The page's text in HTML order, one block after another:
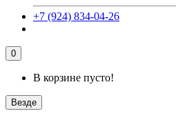
+7 (924) 834-04-26
0
В корзине пусто!
Везде